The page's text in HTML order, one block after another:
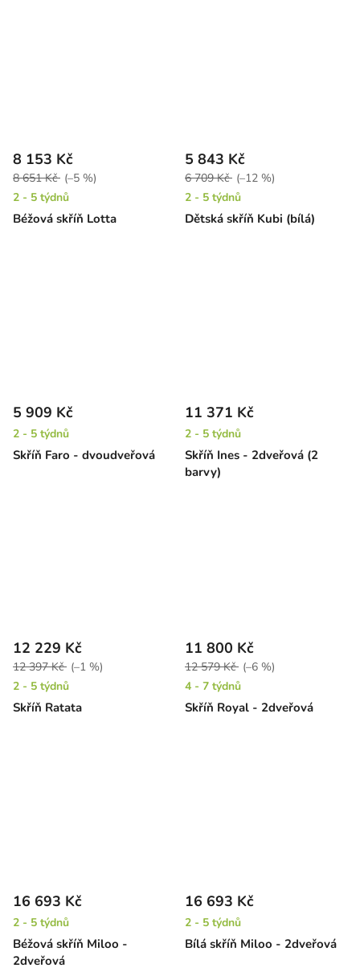
Béžová skříň Lotta
8 153 Kč
8 651 Kč (–5 %)
2 - 5 týdnů
Dětská skříň Kubi (bílá)
5 843 Kč
6 709 Kč (–12 %)
2 - 5 týdnů
Skříň Faro - dvoudveřová
5 909 Kč
2 - 5 týdnů
Skříň Ines - 2dveřová (2
barvy)
11 371 Kč
2 - 5 týdnů
Skříň Ratata
12 229 Kč
12 397 Kč (–1 %)
2 - 5 týdnů
Skříň Royal - 2dveřová
11 800 Kč
12 579 Kč (–6 %)
4 - 7 týdnů
Béžová skříň Miloo -
2dveřová
16 693 Kč
2 - 5 týdnů
Bílá skříň Miloo - 2dveřová
16 693 Kč
2 - 5 týdnů